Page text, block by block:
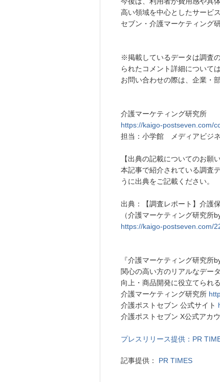
高い領域を中心としたサービ
セブン・介護マーケティング
※掲載しているデータは調査
られたコメント詳細について
お問い合わせの際は、企業・
介護マーケティング研究所
https://kaigo-postseven.com/
担当：小学館 メディアビジ
【出典の記載についてのお願い
本記事で紹介されている調査
うに出典をご記載ください。
出典：【調査レポート】介護
（介護マーケティング研究所
https://kaigo-postseven.com/
『介護マーケティング研究所
関心の高い方のリアルなデー
向上・商品開発に役立てられ
介護マーケティング研究所
介護ポストセブン 公式サイト
介護ポストセブン X公式アカ
プレスリリース提供：PR
記事提供： PR TIMES